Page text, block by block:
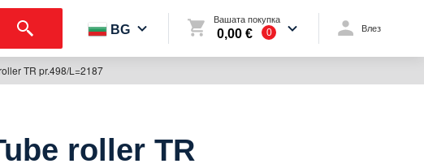
BG
Вашата покупка
0,00 € 0 Влез
TR pr.498/L=2187
roller TR